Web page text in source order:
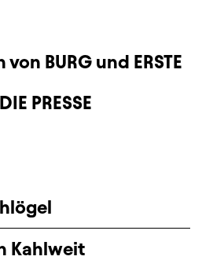
BURG und ERSTE
PRESSE
Kahlweit